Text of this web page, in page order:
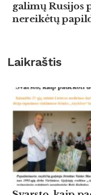
galimų Rusijos
nereikėtų
Laikraštis